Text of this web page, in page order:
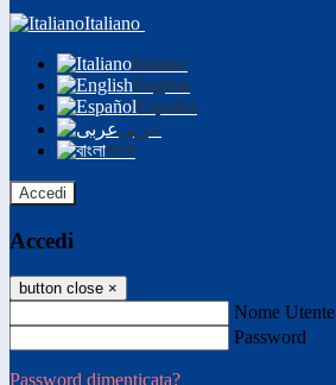
Italiano
Italiano
English
Español
عربى
বাংলা
Accedi
Accedi
button close ×
Nome Utente
Password
Password dimenticata?